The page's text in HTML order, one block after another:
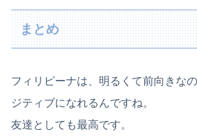
まとめ
フィリピーナは、明るくて前向きな
ジティブになれるんですね。
友達としても最高です。